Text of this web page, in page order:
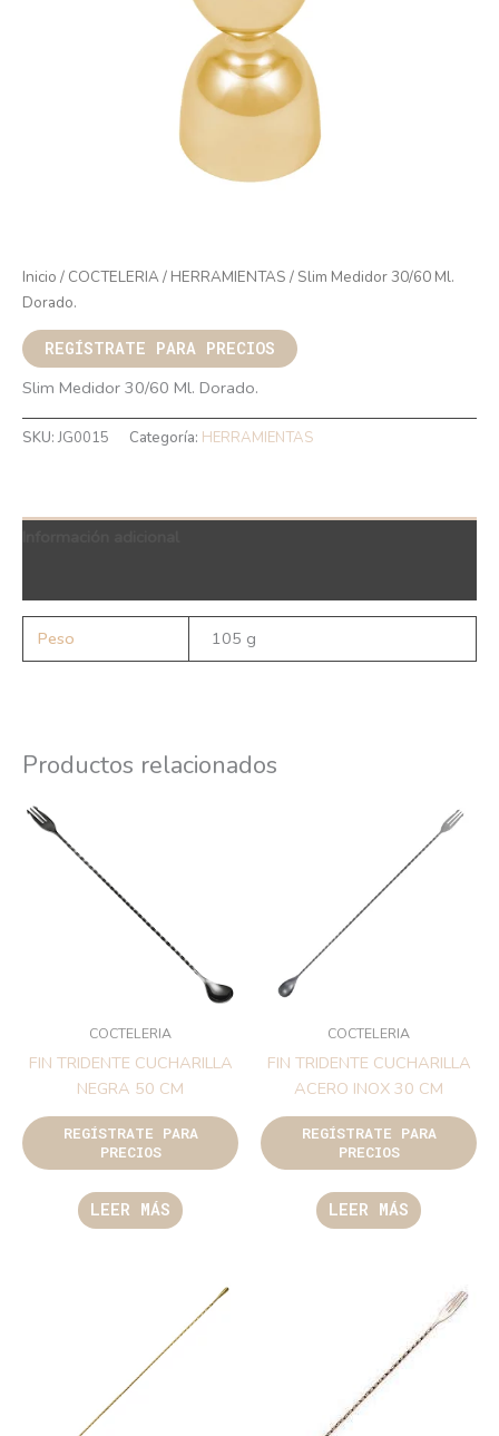
Inicio / COCTELERIA/ HERRAMIENTAS / Slim Medidor 30/60 Ml.
Dorado.
REGÍSTRATE PARA PRECIOS
Slim Medidor 30/60 Ml. Dorado.
SKU: JG0015 Categoría: HERRAMIENTAS
Peso 105 g
Productos relacionados
COCTELERIA
FIN TRIDENTE CUCHARILLA
NEGRA 50 CM
REGÍSTRATE PARA
PRECIOS
LEER MÁS
COCTELERIA
FIN TRIDENTE CUCHARILLA
ACERO INOX 30 CM
REGÍSTRATE PARA
PRECIOS
LEER MÁS